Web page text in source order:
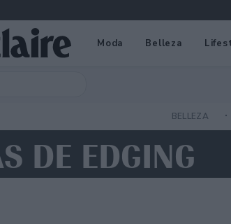
Moda Belleza
BELLEZA
DE EDGING